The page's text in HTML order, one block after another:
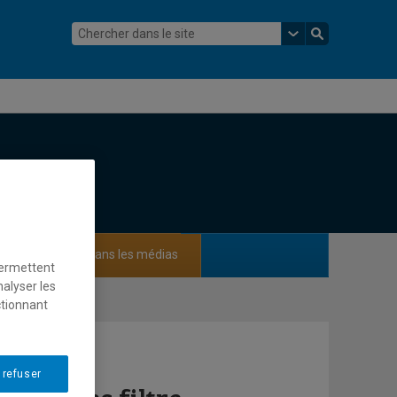
Dans les médias
les
refuser